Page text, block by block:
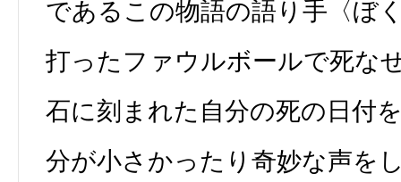
であるこの物語の語り手〈ぼ
打ったファウルボールで死な
石に刻まれた自分の死の日付
分が小さかったり奇妙な声を